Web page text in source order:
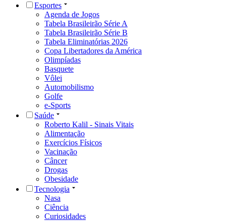
Esportes
Agenda de Jogos
Tabela Brasileirão Série A
Tabela Brasileirão Série B
Tabela Eliminatórias 2026
Copa Libertadores da América
Olimpíadas
Basquete
Vôlei
Automobilismo
Golfe
e-Sports
Saúde
Roberto Kalil - Sinais Vitais
Alimentação
Exercícios Físicos
Vacinação
Câncer
Drogas
Obesidade
Tecnologia
Nasa
Ciência
Curiosidades